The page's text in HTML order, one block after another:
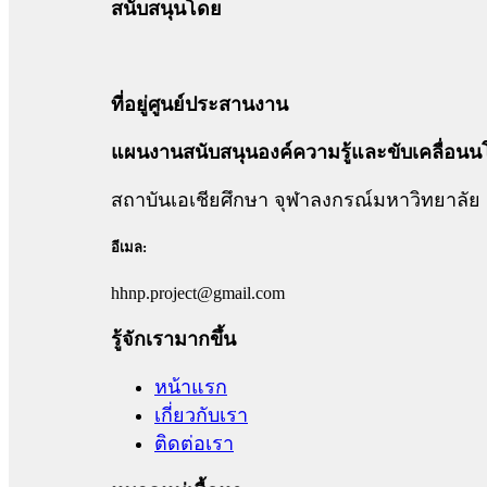
สนับสนุนโดย
ที่อยู่ศูนย์ประสานงาน
แผนงานสนับสนุนองค์ความรู้และขับเคลื่อนน
สถาบันเอเชียศึกษา จุฬาลงกรณ์มหาวิทยาลั
อีเมล:
hhnp.project@gmail.com
รู้จักเรามากขึ้น
หน้าแรก
เกี่ยวกับเรา
ติดต่อเรา